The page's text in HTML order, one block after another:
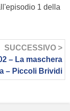
1 della
SUCCESSIVO >
– La maschera
– Piccoli Brividi